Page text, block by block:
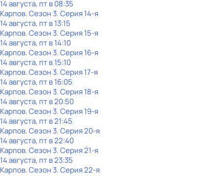
14 августа, пт в 08:35
Карпов. Сезон 3. Серия 14-я
14 августа, пт в 13:15
Карпов. Сезон 3. Серия 15-я
14 августа, пт в 14:10
Карпов. Сезон 3. Серия 16-я
14 августа, пт в 15:10
Карпов. Сезон 3. Серия 17-я
14 августа, пт в 16:05
Карпов. Сезон 3. Серия 18-я
14 августа, пт в 20:50
Карпов. Сезон 3. Серия 19-я
14 августа, пт в 21:45
Карпов. Сезон 3. Серия 20-я
14 августа, пт в 22:40
Карпов. Сезон 3. Серия 21-я
14 августа, пт в 23:35
Карпов. Сезон 3. Серия 22-я